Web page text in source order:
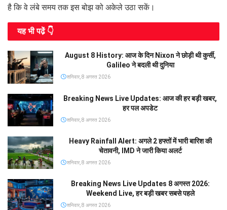
है कि वे लंबे समय तक इस बोझ को अकेले उठा सकें।
यह भी पढे़ं 👇
August 8 History: आज के दिन Nixon ने छोड़ी थी कुर्सी,
Galileo ने बदली थी दुनिया
शनिवार, 8 अगस्त 2026
Breaking News Live Updates: आज की हर बड़ी खबर,
हर पल अपडेट
शनिवार, 8 अगस्त 2026
Heavy Rainfall Alert: अगले 2 हफ्तों में भारी बारिश की
चेतावनी, IMD ने जारी किया अलर्ट
शनिवार, 8 अगस्त 2026
Breaking News Live Updates 8 अगस्त 2026:
Weekend Live, हर बड़ी खबर सबसे पहले
शनिवार, 8 अगस्त 2026